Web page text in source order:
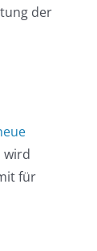
der
wird
für